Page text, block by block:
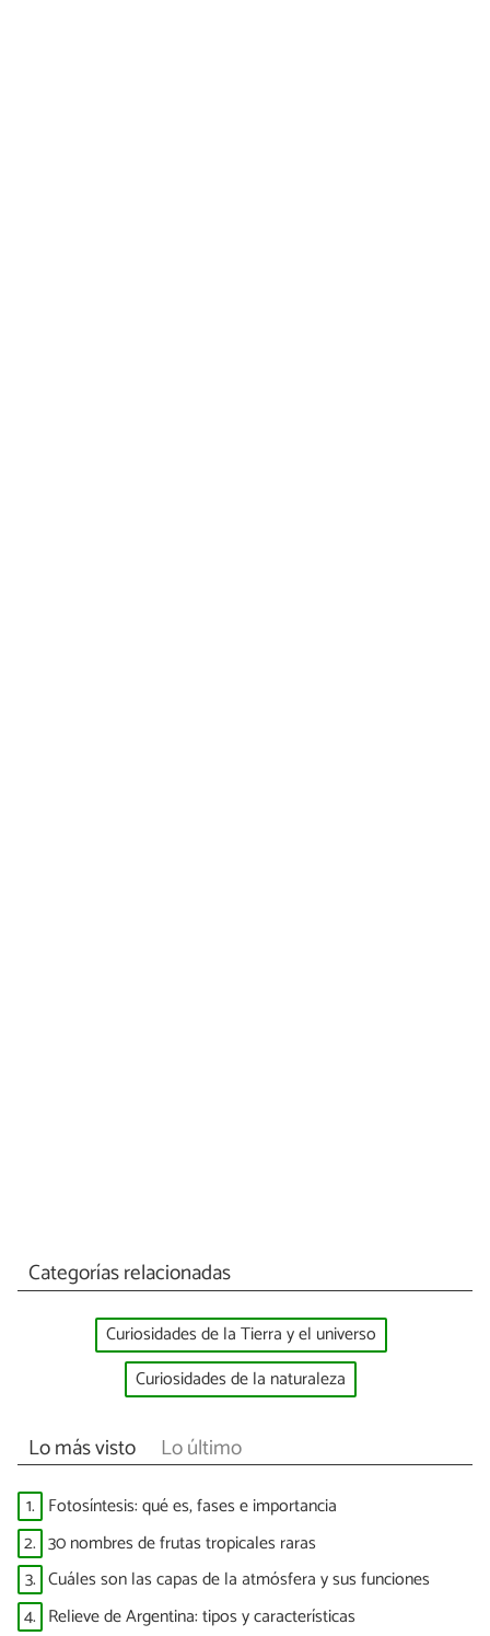
Categorías relacionadas
Curiosidades de la Tierra y el universo
Curiosidades de la naturaleza
Lo más visto Lo último
1. Fotosíntesis: qué es, fases e importancia
2. 30 nombres de frutas tropicales raras
3. Cuáles son las capas de la atmósfera y sus funciones
4. Relieve de Argentina: tipos y características